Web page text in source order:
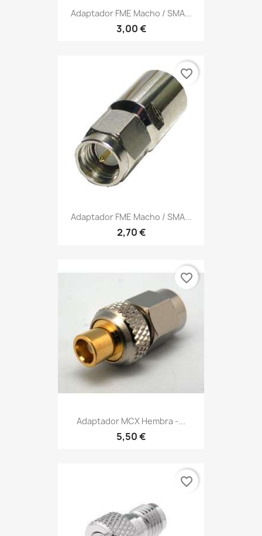
Adaptador FME Macho / SMA...
3,00 €
Adaptador FME Macho / SMA...
2,70 €
favorite_border
Adaptador MCX Hembra -...
5,50 €
favorite_border
favorite_border